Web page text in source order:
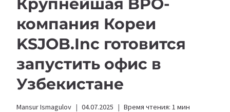
компания Кореи
KSJOB.Inc готовится
запустить офис в
Узбекистане
Mansur Ismagulov 04.07.2025 Время чтения: 1 мин